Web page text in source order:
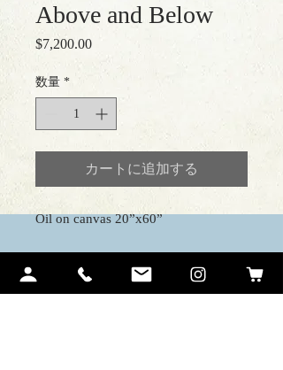
Above and Below
$7,200.00価
数量 *
カートに追加する
Oil on canvas 20”x60”